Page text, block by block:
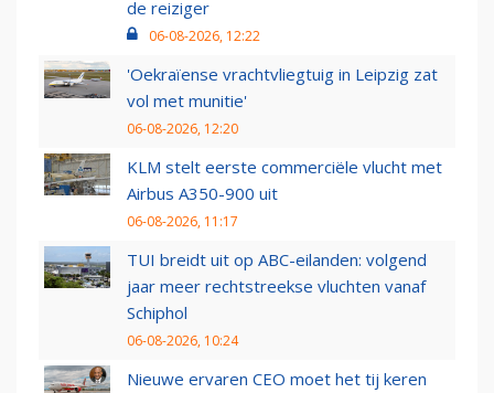
de reiziger
06-08-2026, 12:22
'Oekraïense vrachtvliegtuig in Leipzig zat
vol met munitie'
06-08-2026, 12:20
KLM stelt eerste commerciële vlucht met
Airbus A350-900 uit
06-08-2026, 11:17
TUI breidt uit op ABC-eilanden: volgend
jaar meer rechtstreekse vluchten vanaf
Schiphol
06-08-2026, 10:24
Nieuwe ervaren CEO moet het tij keren